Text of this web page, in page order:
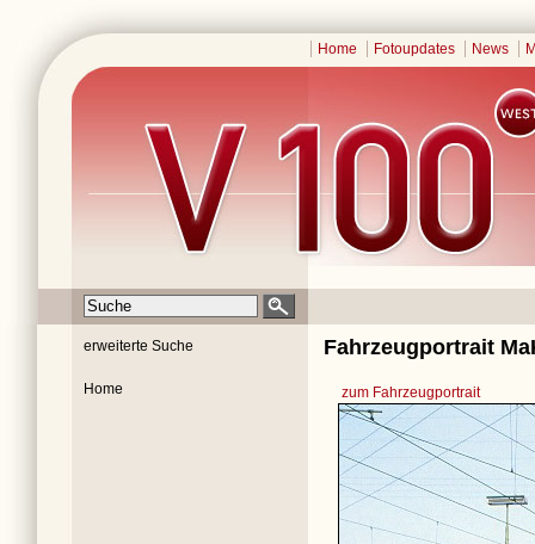
Home Fotoupdates News
erweiterte Suche
Home
Fahrzeugportrait
zum Fahrzeugportrait